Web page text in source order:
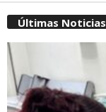
Últimas Noticias